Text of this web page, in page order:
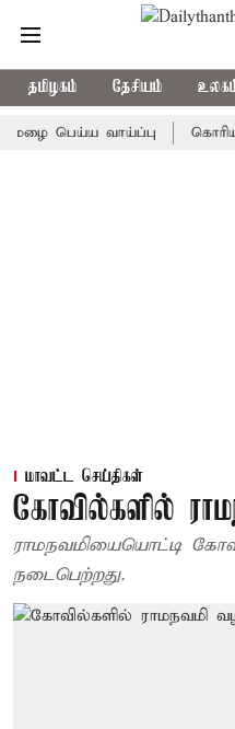
தமிழகம் தேசியம்
வாய்ப்பு கொரிய
மாவட்ட செய்திகள்
கோவில்களில்
ராமநவமியையொட்டி
நடைபெற்றது.